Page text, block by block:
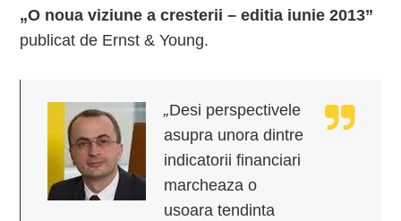
„O noua viziune a cresterii – editia iunie 2013”
publicat de Ernst & Young.
„Desi perspectivele
asupra unora dintre
indicatorii financiari
marcheaza o
usoara tendinta